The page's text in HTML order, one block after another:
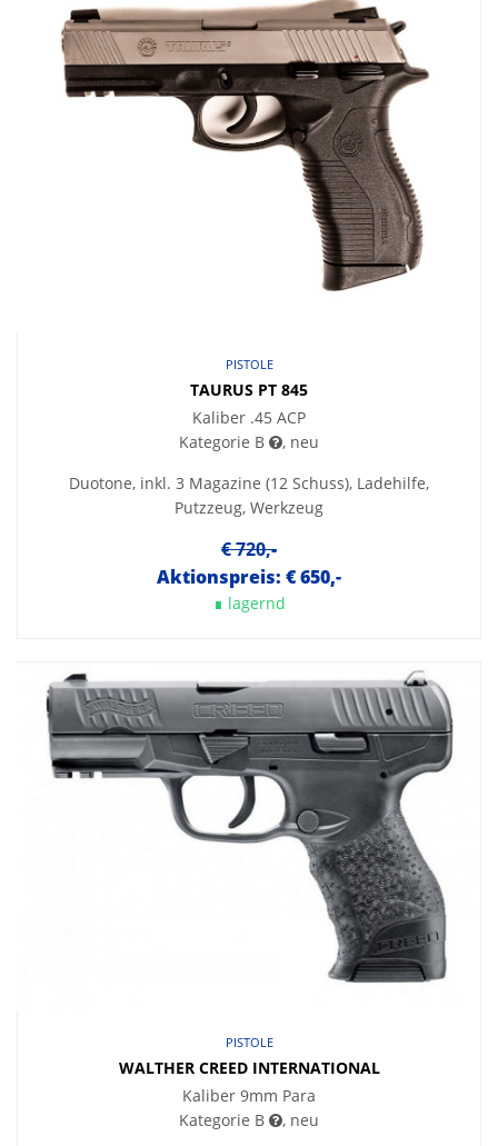
PISTOLE
TAURUS PT 845
Kaliber .45 ACP
Kategorie B
, neu
Duotone, inkl. 3 Magazine (12 Schuss), Ladehilfe,
Putzzeug, Werkzeug
€ 720,-
Aktionspreis: € 650,-
∎ lagernd
PISTOLE
WALTHER CREED INTERNATIONAL
Kaliber 9mm Para
Kategorie B
, neu